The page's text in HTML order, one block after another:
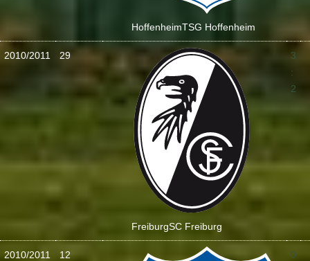
HoffenheimTSG Hoffenheim
2010/2011 29
FreiburgSC Freiburg
3
:
2
2010/2011 12
0